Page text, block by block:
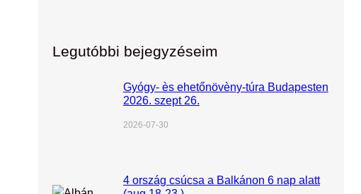
Legutóbbi bejegyzéseim
Gyógy- ès ehetőnövèny-túra Budapesten
2026. szept 26.
2026-07-30
4 ország csúcsa a Balkánon 6 nap alatt